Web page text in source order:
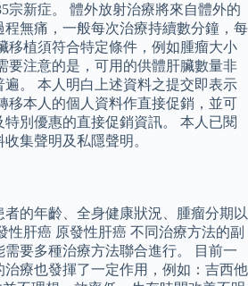
宗新症。 體外放射治療將來自體外的
無痛，一般每次治療持續數分鐘，每
移植須符合特定條件，例如腫瘤大小
要注意的是，可用的供體肝臟數量非
。 本人明白上述資料之提交即表示
移本人的個人資料作直接促銷，並可
別優惠的直接促銷資訊。 本人已閱
集聲明及私隱聲明。
者的年齡、全身健康狀況、腫瘤分期以
性肝癌 原發性肝癌 不同治療方法的副
要多種治療方法聯合進行。 目前一
療也發揮了一定作用，例如：吉西他